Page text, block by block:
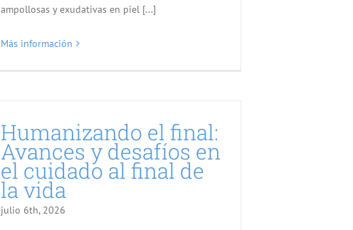
ampollosas y exudativas en piel [...]
Más información
Humanizando el final:
Avances y desafíos en
el cuidado al final de
la vida
julio 6th, 2026